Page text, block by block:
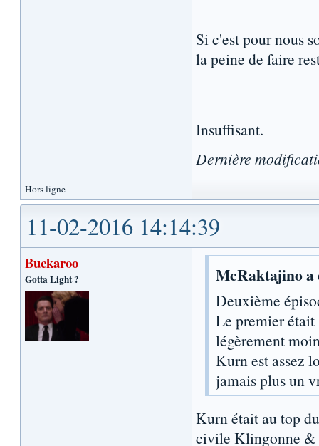
Si c'est pour nous
la peine de faire
Insuffisant.
Dernière
Hors ligne
11-02-2016 14:14:39
Buckaroo
Gotta Light ? McRaktajino
Deuxième
Le premier était
légèrement
Kurn est assez
jamais plus un
Kurn était au top
civile Klingonne &